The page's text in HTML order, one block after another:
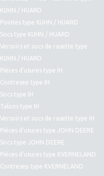
KUHN / HUARD
Pointes type KUHN / HUARD
Socs type KUHN / HUARD
Versoirs et socs de rasette type
KUHN / HUARD
Pièces d’usures type IH
Contresep type IH
Socs type IH
Talons type IH
Versoirs et socs de rasette type IH
Pièces d’usures type JOHN DEERE
Socs type JOHN DEERE
Pièces d’usures type KVERNELAND
Contresep type KVERNELAND